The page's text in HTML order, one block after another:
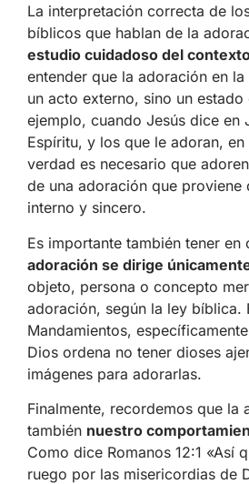
La interpretación correcta de
bíblicos que hablan de la
estudio cuidadoso del
entender que la adoración en
un acto externo, sino un estado
ejemplo, cuando Jesús dice en
Espíritu, y los que le adoran,
verdad es necesario que
de una adoración que proviene
interno y sincero.
Es importante también tener en
adoración se dirige
objeto, persona o concepto
adoración, según la ley bíblica.
Mandamientos,
Dios ordena no tener dioses
imágenes para adorarlas.
Finalmente, recordemos que la
también nuestro
Como dice Romanos 12:1 «Así
ruego por las misericordias de